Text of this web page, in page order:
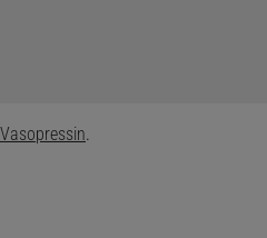
Vasopressin.